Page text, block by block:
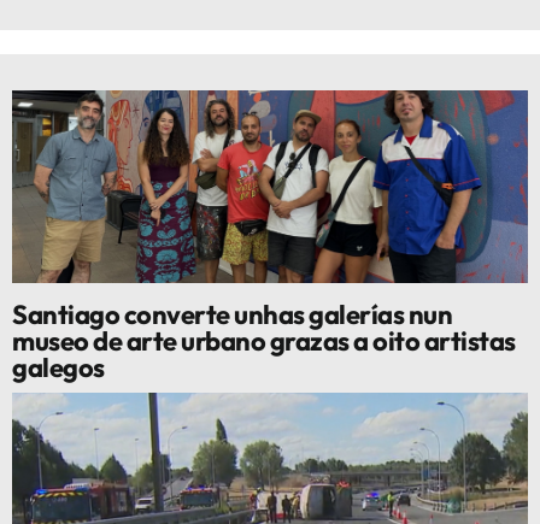
Santiago converte unhas galerías nun
museo de arte urbano grazas a oito artistas
galegos